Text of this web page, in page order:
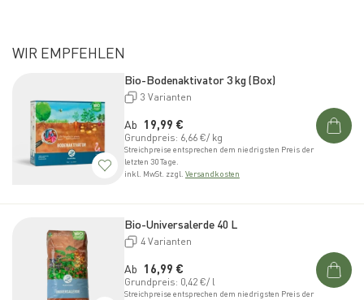
WIR EMPFEHLEN
Bio-Bodenaktivator 3 kg (Box)
3 Varianten
Ab Normaler Preis
19,99 €
Grundpreis: 6,66 €/ kg
Streichpreise entsprechen dem niedrigsten Preis der
letzten 30 Tage.
inkl. MwSt. zzgl. Versandkosten
Bio-Universalerde 40 L
4 Varianten
Ab Normaler Preis
16,99 €
Grundpreis: 0,42 €/ l
Streichpreise entsprechen dem niedrigsten Preis der